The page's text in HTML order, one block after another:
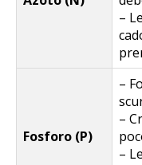
–
Fosforo (P)
–
–
–